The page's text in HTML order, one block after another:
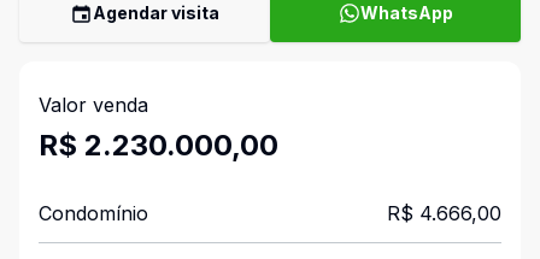
Agendar visita WhatsApp
Valor venda
R$ 2.230.000,00
Condomínio R$ 4.666,00